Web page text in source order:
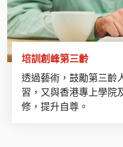
培訓創峰第三齡
透過藝術，鼓勵第三齡
習，又與香港專上學院
修，提升自尊。